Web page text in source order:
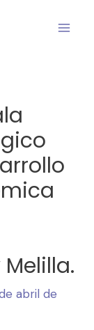
abril de